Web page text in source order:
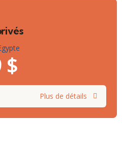
$
Plus de détails